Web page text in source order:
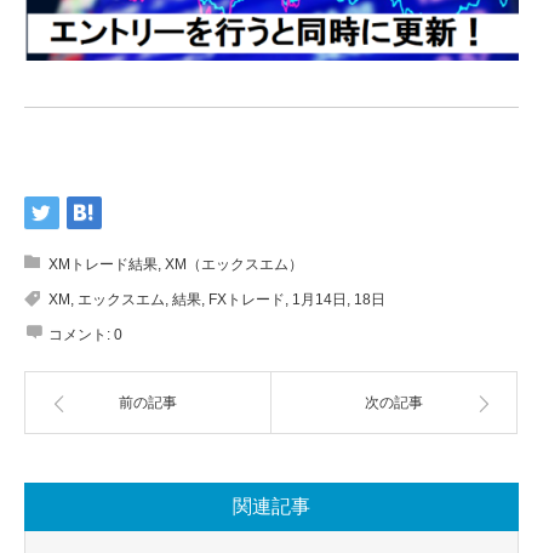
XMトレード結果 XM（エックスエム）
XM エックスエム 結果 FXトレード 1月14日 18日
コメント: 0
前の記事 次の記事
関連記事